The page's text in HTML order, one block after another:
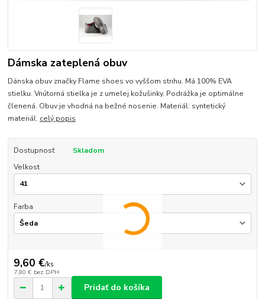
Dámska zateplená obuv
Dánska obuv značky Flame shoes vo vyššom strihu. Má 100% EVA
stielku. Vnútorná stielka je z umelej kožušinky. Podrážka je optimálne
členená. Obuv je vhodná na bežné nosenie. Materiál: syntetický
materiál. celý popis
Dostupnosť
Skladom
Velkost
Farba
9,60 €/ks
7,80 € bez DPH
Pridať do košíka